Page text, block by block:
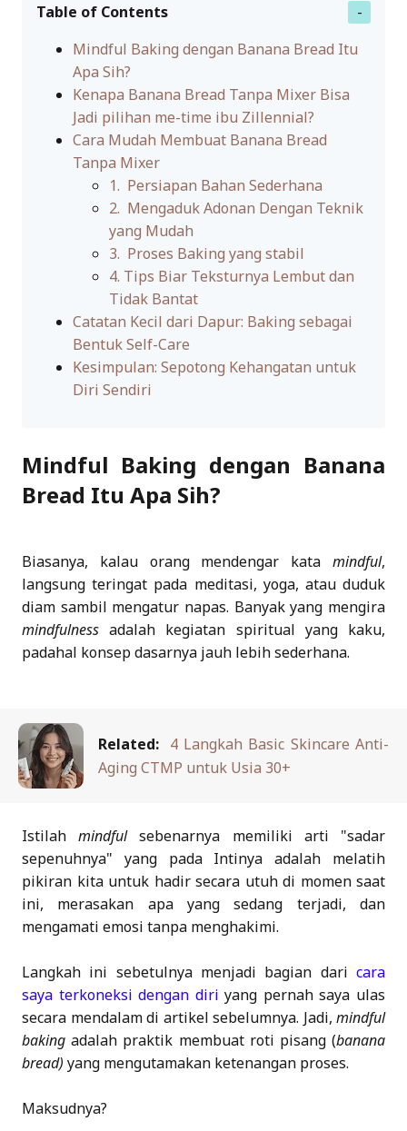
Table of Contents
Mindful Baking dengan Banana Bread Itu
Apa Sih?
Kenapa Banana Bread Tanpa Mixer Bisa
Jadi pilihan me-time ibu Zillennial?
Cara Mudah Membuat Banana Bread
Tanpa Mixer
1. Persiapan Bahan Sederhana
2. Mengaduk Adonan Dengan Teknik
yang Mudah
3. Proses Baking yang stabil
4. Tips Biar Teksturnya Lembut dan
Tidak Bantat
Catatan Kecil dari Dapur: Baking sebagai
Bentuk Self-Care
Kesimpulan: Sepotong Kehangatan untuk
Diri Sendiri
Mindful Baking dengan Banana
Bread Itu Apa Sih?
Biasanya, kalau orang mendengar kata mindful,
langsung teringat pada meditasi, yoga, atau duduk
diam sambil mengatur napas. Banyak yang mengira
mindfulnessadalah kegiatan spiritual yang kaku,
padahal konsep dasarnya jauh lebih sederhana.
Related: 4 Langkah Basic Skincare Anti-
Aging CTMP untuk Usia 30+
Istilahmindfulsebenarnya memiliki arti "sadar
sepenuhnya" yang pada Intinya adalah melatih
pikiran kita untuk hadir secara utuh di momen saat
ini, merasakan apa yang sedang terjadi, dan
mengamati emosi tanpa menghakimi.
Langkah ini sebetulnya menjadi bagian dari cara
saya terkoneksi dengan diri yang pernah saya ulas
secara mendalam di artikel sebelumnya. Jadi, mindful
bakingadalah praktik membuat roti pisang (banana
bread) yang mengutamakan ketenangan proses.
Maksudnya?